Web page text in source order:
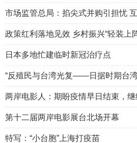
市场监管总局：掐尖式并购引担忧
政策红利落地见效 乡村振兴“轻装上
日本多地忙建临时新冠治疗点
“反殖民与台湾光复——日据时期台
两岸电影人：期盼疫情早日结束，
第十二届两岸电影展台北场开幕
特写：“小台胞”上海打疫苗